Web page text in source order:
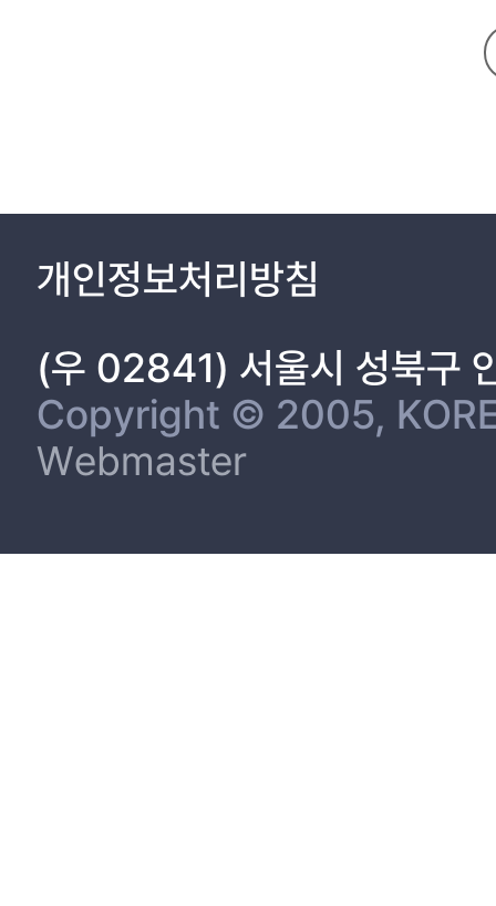
3. 2. 고분자의 열적 특성.................................................40
3. 3. 2. 전기화학적 특성...............................................46
3. 3. 3. X-ray diffraction 측정 및 분석.............................49
3. 3. 4. Atomic Force Microscopy (AFM) 측정 및 분석.....54
3. 3. 5. 유기박막 트랜지스터 (organic thin film transistor) 의 특
3. 4. 나노선(Nanowire)를 트랜지스터로의 적용 시 특성과 성능
개인정보처리방침
(우 02841) 서울시 성북구
Copyright © 2005,
Webmaster